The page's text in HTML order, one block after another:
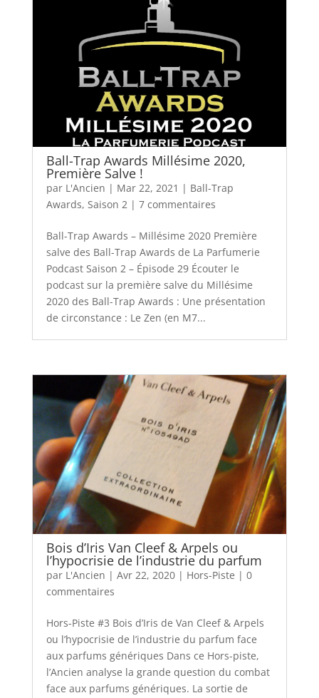
Ball-Trap Awards Millésime 2020,
Première Salve !
par L'Ancien | Mar 22, 2021 | Ball-Trap
Awards, Saison 2| 7 commentaires
Ball-Trap Awards – Millésime 2020 Première
salve des Ball-Trap Awards de La Parfumerie
Podcast Saison 2 – Épisode 29 Écouter le
podcast sur la première salve du Millésime
2020 des Ball-Trap Awards : Une présentation
de circonstance : Le Zen (en M7...
Bois d’Iris Van Cleef & Arpels ou
l’hypocrisie de l’industrie du parfum
par L'Ancien | Avr 22, 2020| Hors-Piste | 0
commentaires
Hors-Piste #3 Bois d’Iris de Van Cleef & Arpels
ou l’hypocrisie de l’industrie du parfum face
aux parfums génériques Dans ce Hors-piste,
l’Ancien analyse la grande question du combat
face aux parfums génériques. La sortie de